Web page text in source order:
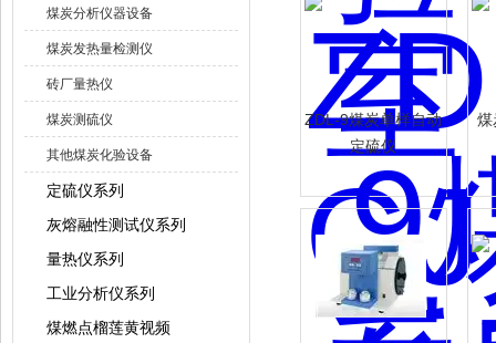
煤炭分析仪器设备
煤炭发热量检测仪
砖厂量热仪
煤炭测硫仪
其他煤炭化验设备
定硫仪系列
灰熔融性测试仪系列
量热仪系列
工业分析仪系列
煤燃点榴莲黄视频
ZDL-9煤炭单样自动
定硫仪
煤